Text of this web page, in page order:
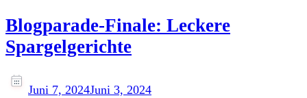
Blogparade-Finale: Leckere
Spargelgerichte
Juni 7, 2024Juni 3, 2024